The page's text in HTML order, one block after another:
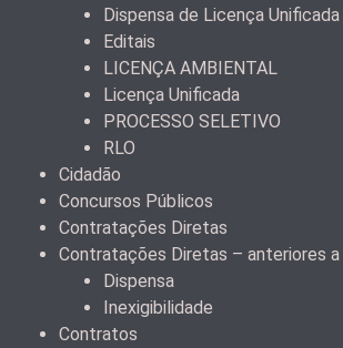
Dispensa de Licença Unificada
Editais
LICENÇA AMBIENTAL
Licença Unificada
PROCESSO SELETIVO
RLO
Cidadão
Concursos Públicos
Contratações Diretas
Contratações Diretas – anteriores
Dispensa
Inexigibilidade
Contratos